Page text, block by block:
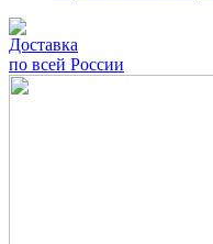
Доставка
по всей России